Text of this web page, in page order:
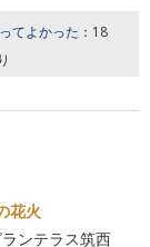
てよかった： 18
花火
ンテラス筑西